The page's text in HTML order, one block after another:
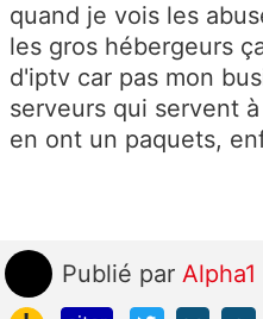
quand je vois les
les gros hébergeurs
d'iptv car pas mon
serveurs qui servent
en ont un paquets,
Publié par Alpha1